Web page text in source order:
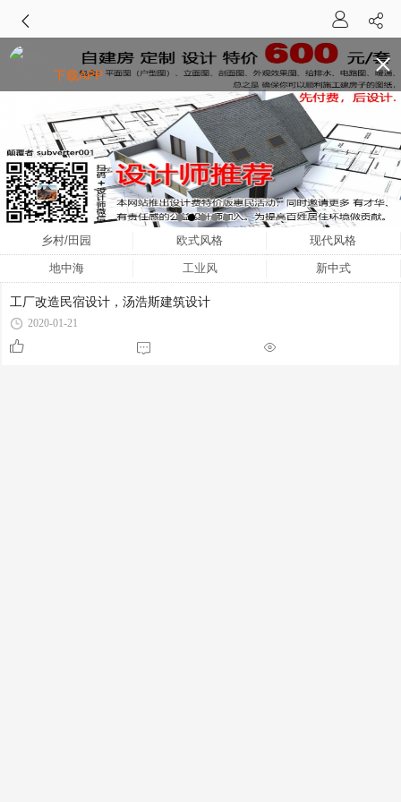
乡村/田园 欧式风格 现代风格
地中海 工业风 新中式
工厂改造民宿设计，汤浩斯建筑设计
2020-01-21
下载APP